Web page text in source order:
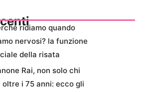
ridiamo quando
nervosi? la funzione
della risata
Rai, non solo chi
oltre i 75 anni: ecco gli